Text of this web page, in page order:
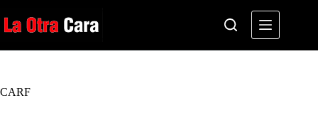
al
contenido
CARF